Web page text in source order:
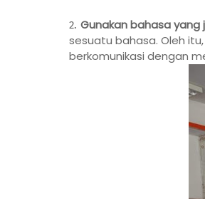
Gunakan bahasa
sesuatu bahasa. Oleh
berkomunikasi dengan